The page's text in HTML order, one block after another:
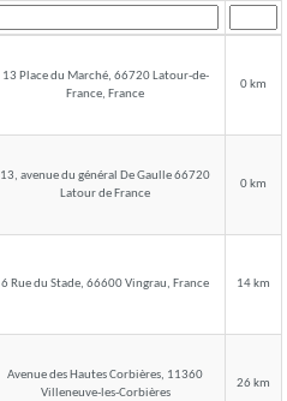
13 Place du Marché, 66720 Latour-de-
France, France
0 km
13, avenue du général De Gaulle 66720
Latour de France
0 km
6 Rue du Stade, 66600 Vingrau, France 14 km
Avenue des Hautes Corbières, 11360
Villeneuve-les-Corbières
26 km